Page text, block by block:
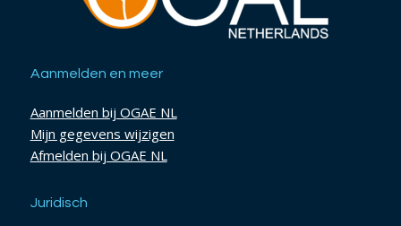
Aanmelden en meer
Aanmelden bij OGAE NL
Mijn gegevens wijzigen
Afmelden bij OGAE NL
Juridisch